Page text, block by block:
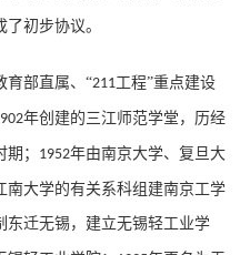
初步协议。
部直属、 “211工程”重点建设
年创建的三江师范学堂，历经
； 1952年由南京大学、复旦大
南大学的有关系科组建南京工学
东迁无锡，建立无锡轻工业学